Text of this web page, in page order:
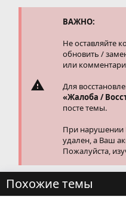
ВАЖНО:
Не оставляйте
обновить /
или
Для
«Жалоба /
посте темы.
При нарушении
удален, а Ваш
Пожалуйста,
Похожие темы